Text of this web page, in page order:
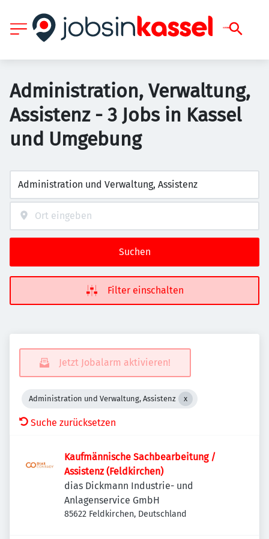
Administration, Verwaltung,
Assistenz - 3 Jobs in Kassel
und Umgebung
Suchen
Filter einschalten
Jetzt Jobalarm aktivieren!
Administration und Verwaltung, Assistenz
Suche zurücksetzen
Kaufmännische Sachbearbeitung /
Assistenz (Feldkirchen)
dias Dickmann Industrie- und
Anlagenservice GmbH
85622 Feldkirchen, Deutschland